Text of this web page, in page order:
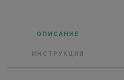
ОПИСАНИЕ
ИНСТРУКЦИЯ